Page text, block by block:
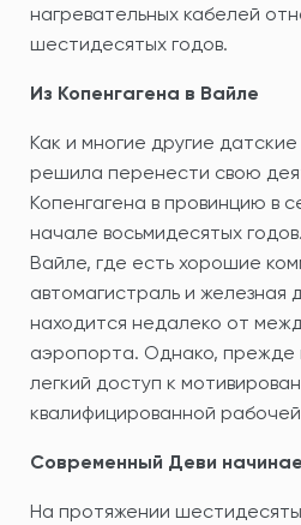
нагревательных кабелей
шестидесятых годов.
Из Копенгагена в Вайле
Как и многие другие
решила перенести свою
Копенгагена в провинцию в
начале восьмидесятых
Вайле, где есть хорошие
автомагистраль и железная
находится недалеко от
аэропорта. Однако, прежде
легкий доступ к
квалифицированной
Современный Деви
На протяжении